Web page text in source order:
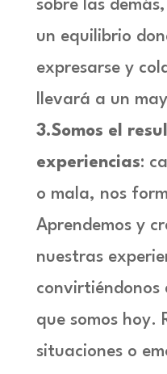
sobre las
un equilibrio
expresarse y
llevará a un
3.Somos el
experiencias:
o mala, nos
Aprendemos y
nuestras
convirtiéndonos
que somos hoy.
situaciones o